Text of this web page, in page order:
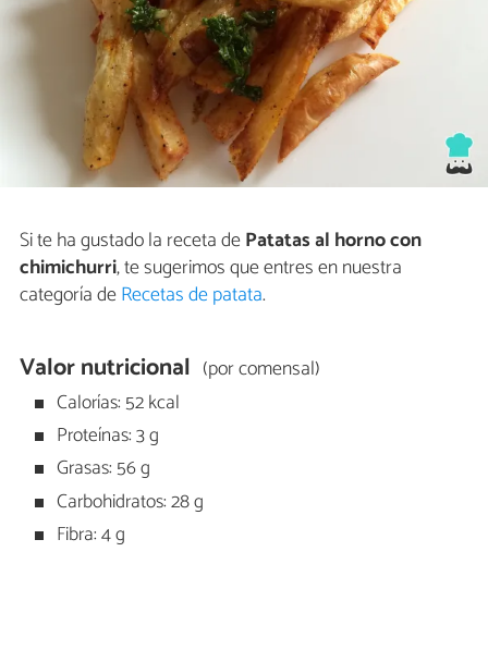
Si te ha gustado la receta dePatatas al horno con
chimichurri, te sugerimos que entres en nuestra
categoría deRecetas de patata.
Valor nutricional (por comensal)
Calorías: 52 kcal
Proteínas: 3 g
Grasas: 56 g
Carbohidratos: 28 g
Fibra: 4 g